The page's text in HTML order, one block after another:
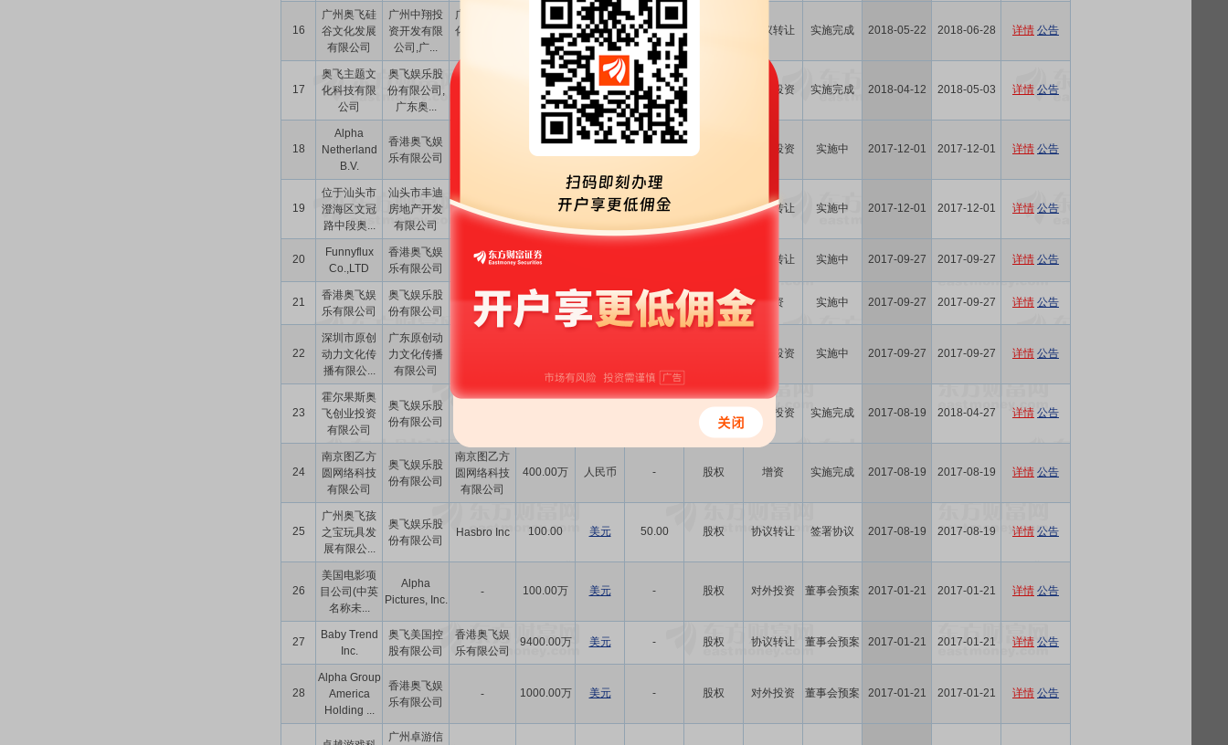
16
广州奥飞硅
谷文化发展
有限公司
广州中翔投
资开发有限
公司,广...
广州奥飞文
化传播有限
1.95亿 人民币 65.00 协议转让 实施完成 2018-05-22 2018-06-28 详情 公告
17
奥飞主题文
化科技有限
公司
奥飞娱乐股
份有限公司,
广东奥...
5000.00万 人民币 100.00 对外投资 实施完成 2018-04-12 2018-05-03 详情 公告
18
Alpha
Netherland
B.V.
香港奥飞娱
乐有限公司
对外投资 实施中 2017-12-01 2017-12-01 详情 公告
19
位于汕头市
澄海区文冠
路中段奥...
汕头市丰迪
房地产开发
有限公司
奥飞娱乐股
份有限公司
1.23亿 人民币 - 协议转让 实施中 2017-12-01 2017-12-01 详情 公告
20
Funnyflux
Co.,LTD
香港奥飞娱
乐有限公司
郑吉勋、李
龙昊
652.50万 协议转让 实施中 2017-09-27 2017-09-27 详情 公告
21
香港奥飞娱
乐有限公司
奥飞娱乐股
份有限公司
香港奥飞娱
乐有限公司
2.65亿 人民币 - 股权 增资 实施中 2017-09-27 2017-09-27 详情 公告
22
深圳市原创
动力文化传
播有限公...
广东原创动
力文化传播
有限公司
对外投资 实施中 2017-09-27 2017-09-27 详情 公告
23
霍尔果斯奥
飞创业投资
有限公司
奥飞娱乐股
份有限公司
股权 对外投资 实施完成 2017-08-19 2018-04-27 详情 公告
24
南京图乙方
圆网络科技
有限公司
奥飞娱乐股
份有限公司
南京图乙方
圆网络科技
有限公司
400.00万 人民币 - 股权 增资 实施完成 2017-08-19 2017-08-19 详情 公告
25
广州奥飞孩
之宝玩具发
展有限公...
奥飞娱乐股
份有限公司
Hasbro Inc 100.00 美元 50.00 股权 协议转让 签署协议 2017-08-19 2017-08-19 详情 公告
26
美国电影项
目公司(中英
名称未...
Alpha
Pictures, Inc.
- 100.00万 美元 - 股权 对外投资 董事会预案 2017-01-21 2017-01-21 详情 公告
27
Baby Trend
Inc.
奥飞美国控
股有限公司
香港奥飞娱
乐有限公司
9400.00万 美元 - 股权 协议转让 董事会预案 2017-01-21 2017-01-21 详情 公告
28
Alpha Group
America
Holding ...
香港奥飞娱
乐有限公司
- 1000.00万 美元 - 股权 对外投资 董事会预案 2017-01-21 2017-01-21 详情 公告
广州卓游信